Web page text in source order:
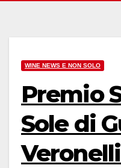
WINE NEWS E NON SOLO
Premio
Sole di